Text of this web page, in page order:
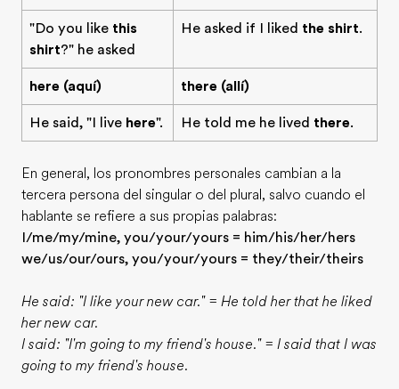
"Do you like this
shirt?" he asked
He asked if I liked the shirt.
here (aquí) there (allí)
He said, "I live here". He told me he lived there.
En general, los pronombres personales cambian a la
tercera persona del singular o del plural, salvo cuando el
hablante se refiere a sus propias palabras:
I/me/my/mine, you/your/yours = him/his/her/hers
we/us/our/ours, you/your/yours = they/their/theirs
He said: "I like your new car." = He told her that he liked
her new car.
I said: "I'm going to my friend's house." = I said that I was
going to my friend's house.